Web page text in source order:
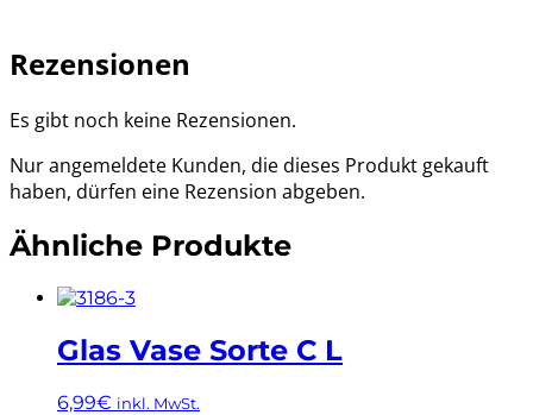
Rezensionen
Es gibt noch keine Rezensionen.
Nur angemeldete Kunden, die dieses Produkt gekauft
haben, dürfen eine Rezension abgeben.
Ähnliche Produkte
Glas Vase Sorte C L
6,99€ inkl. MwSt.